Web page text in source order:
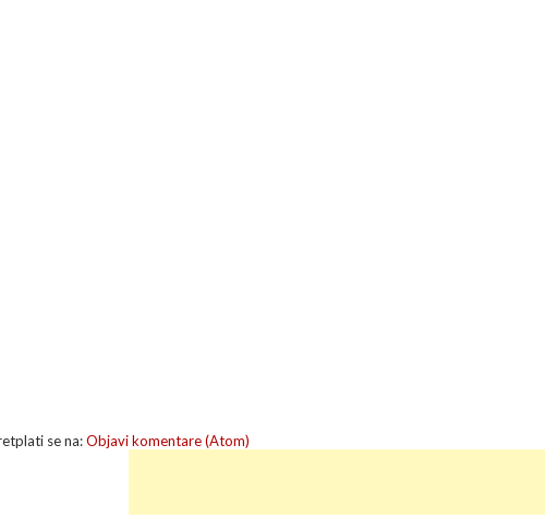
se na:Objavi komentare (Atom)